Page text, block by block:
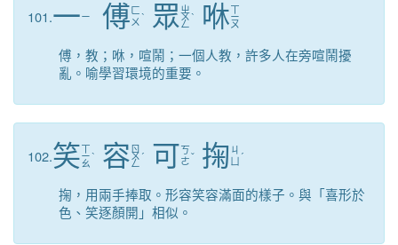
101.一ㄧ 傅 ㄈ
ㄨ ˋ 眾 ㄓ
ㄨ
ㄥ
ˋ 咻ㄒ
ㄧ
ㄡ
傅，教；咻，喧鬧；一個人教，許多人在旁喧鬧擾
亂。喻學習環境的重要。
102.笑ㄒ
ㄧ
ㄠ
ˋ 容 ㄖ
ㄨ
ㄥ
ˊ 可ㄎ
ㄜˇ 掬 ㄐ
ˊ
掬，用兩手捧取。形容笑容滿面的樣子。與「喜形於
色、笑逐顏開」相似。